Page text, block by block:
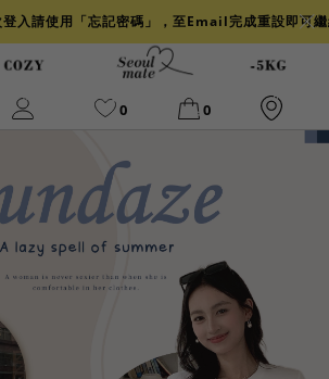
入請使用「忘記密碼」，至Email完成重設即可
0 0
小香 牛仔
冰感